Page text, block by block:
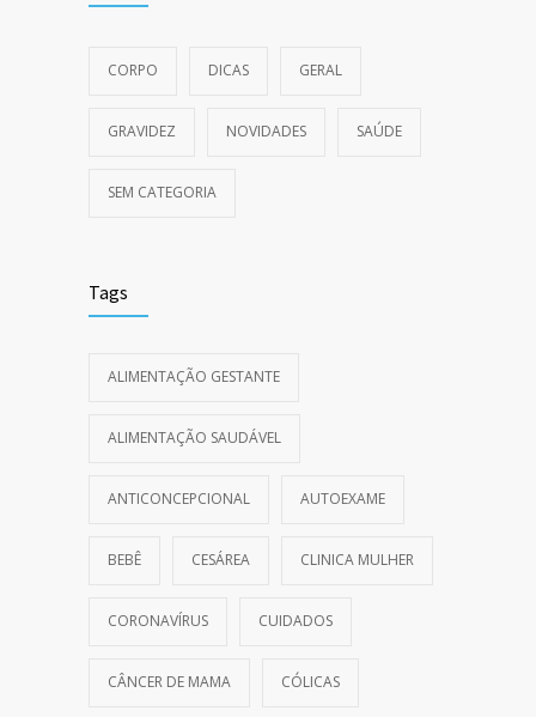
CORPO DICAS GERAL
GRAVIDEZ NOVIDADES SAÚDE
SEM CATEGORIA
Tags
ALIMENTAÇÃO GESTANTE
ALIMENTAÇÃO SAUDÁVEL
ANTICONCEPCIONAL AUTOEXAME
BEBÊ CESÁREA CLINICA MULHER
CORONAVÍRUS CUIDADOS
CÂNCER DE MAMA CÓLICAS